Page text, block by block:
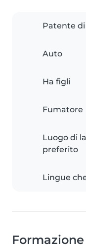
Patente
Auto
Ha figli
Fumatore
Luogo di
preferito
Lingue